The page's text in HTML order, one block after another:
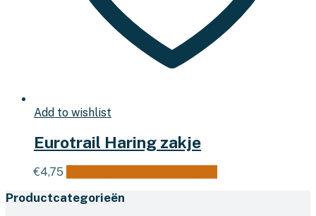
Add to wishlist
Eurotrail Haring zakje
€4,75
Productcategorieën